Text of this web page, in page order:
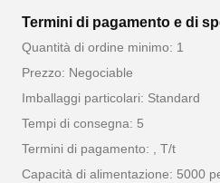
Termini di pagamento e di
Quantità di ordine minimo: 1
Prezzo: Negociable
Imballaggi particolari: Standard
Tempi di consegna: 5
Termini di pagamento: , T/t
Capacità di alimentazione: 5000